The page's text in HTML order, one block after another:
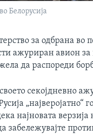
Белорусија
за одбрана во
ажуриран авион
да распореди
секојдневно
најновата
забележувајте